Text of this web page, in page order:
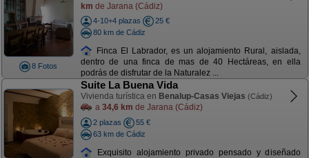
8 Fotos
km de Jarana (Cádiz)
4-10+4 plazas
25 €
80 km de Cádiz
Finca El Labrador, es un alojamiento Rural, aislada,
dentro de una finca de mas de 40 Hectáreas, en ella
podrás de disfrutar de la Naturalez ...
Suite La Buena Vida
Vivienda turística en Benalup-Casas Viejas (Cádiz)
a 34,6 km de Jarana (Cádiz)
2 plazas
55 €
63 km de Cádiz
Exquisito alojamiento privado pensado y diseñado